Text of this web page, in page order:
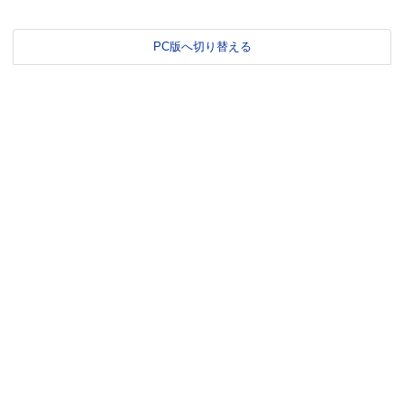
PC版へ切り替える